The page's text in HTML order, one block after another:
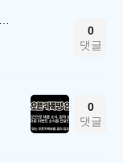
0
댓글
0
댓글